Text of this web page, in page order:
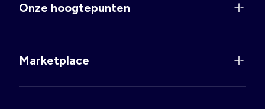
Onze hoogtepunten
Marketplace